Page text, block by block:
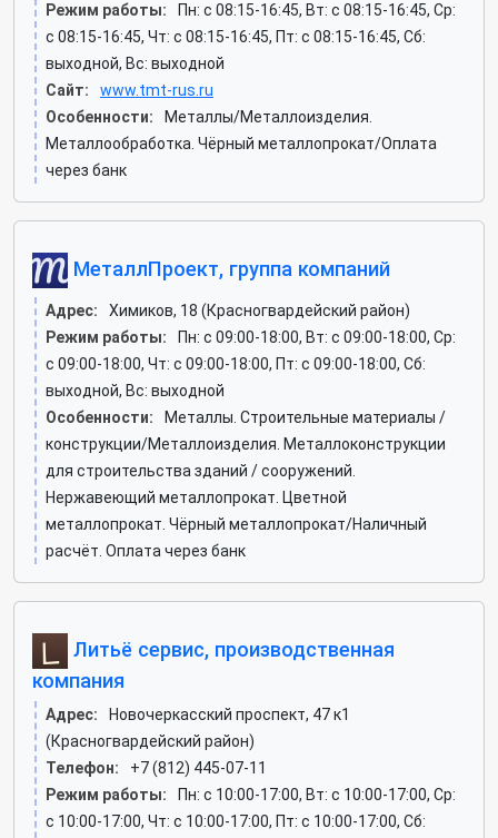
Режим работы:
Пн: c 08:15-16:45, Вт: c 08:15-16:45, Ср:
c 08:15-16:45, Чт: c 08:15-16:45, Пт: c 08:15-16:45, Сб:
выходной, Вс: выходной
Сайт:
www.tmt-rus.ru
Особенности:
Металлы/Металлоизделия.
Металлообработка. Чёрный металлопрокат/Оплата
через банк
МеталлПроект, группа компаний
Адрес:
Химиков, 18 (Красногвардейский район)
Режим работы:
Пн: c 09:00-18:00, Вт: c 09:00-18:00, Ср:
c 09:00-18:00, Чт: c 09:00-18:00, Пт: c 09:00-18:00, Сб:
выходной, Вс: выходной
Особенности:
Металлы. Строительные материалы /
конструкции/Металлоизделия. Металлоконструкции
для строительства зданий / сооружений.
Нержавеющий металлопрокат. Цветной
металлопрокат. Чёрный металлопрокат/Наличный
расчёт. Оплата через банк
Литьё сервис, производственная
компания
Адрес:
Новочеркасский проспект, 47 к1
(Красногвардейский район)
Телефон:
+7 (812) 445-07-11
Режим работы:
Пн: c 10:00-17:00, Вт: c 10:00-17:00, Ср:
c 10:00-17:00, Чт: c 10:00-17:00, Пт: c 10:00-17:00, Сб: